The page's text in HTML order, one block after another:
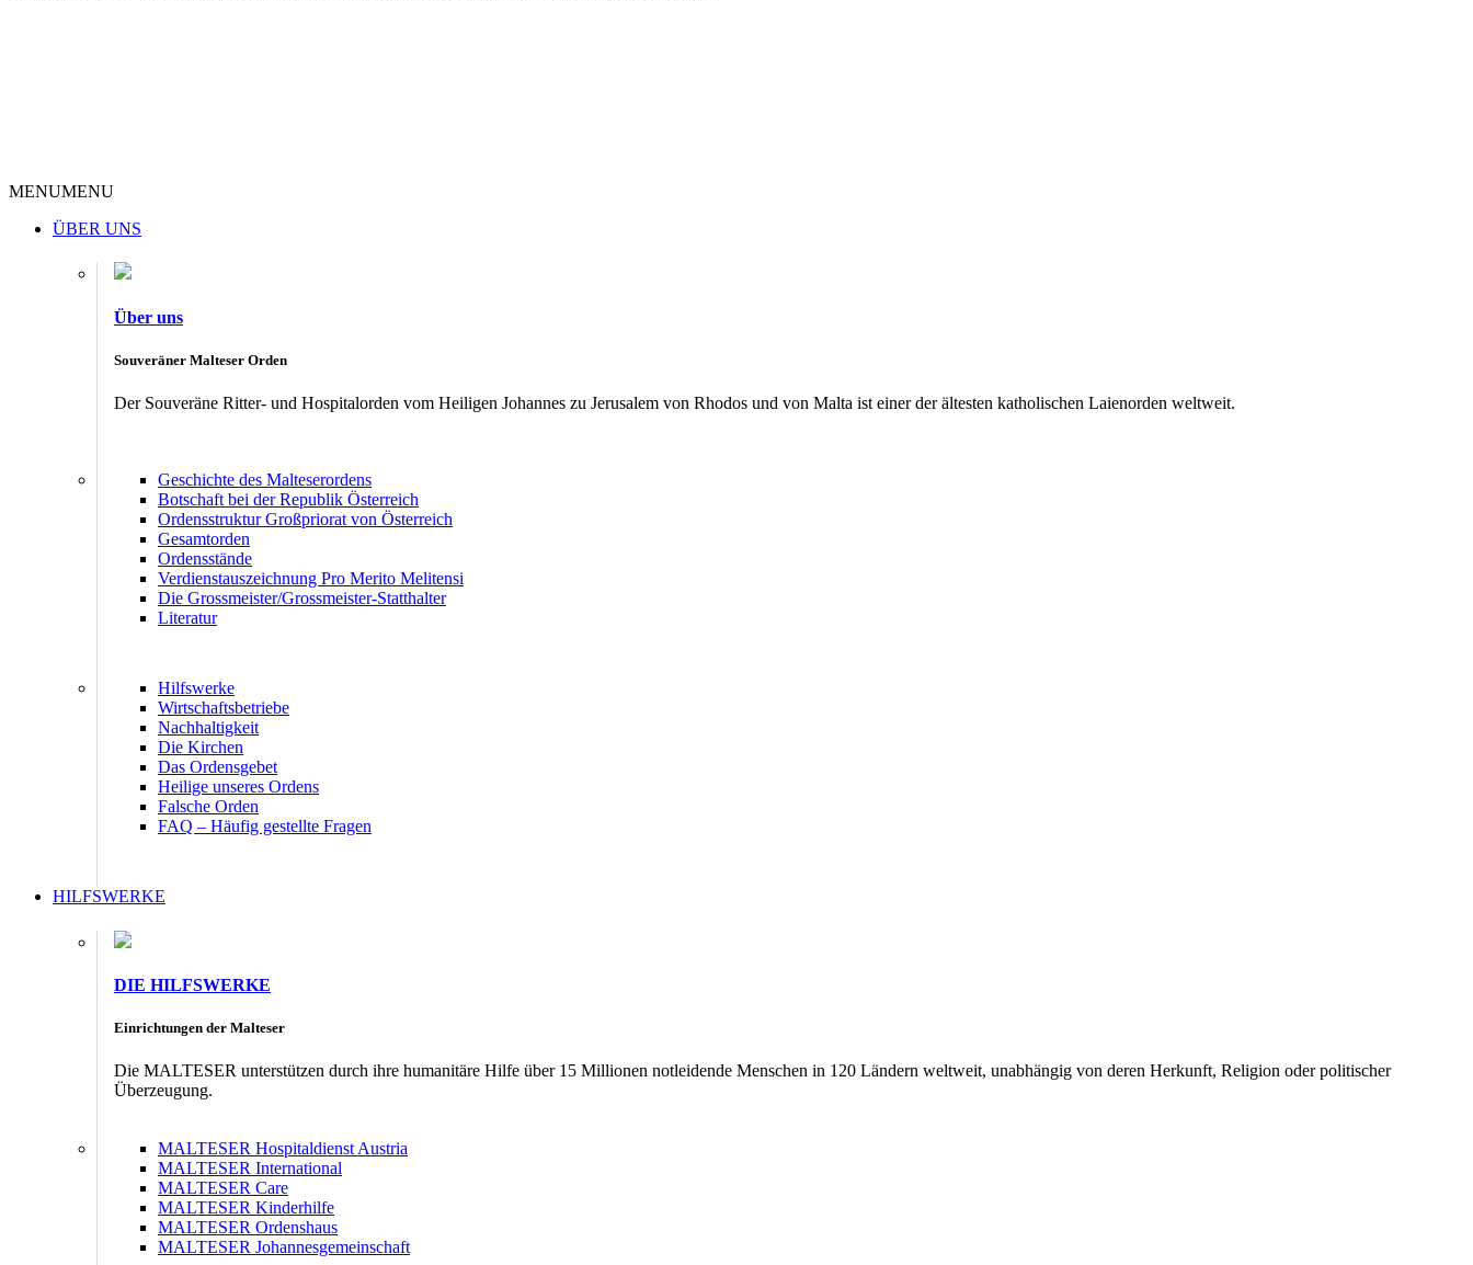
MENUMENU
ÜBER UNS
Über uns
Souveräner Malteser Orden
Der Souveräne Ritter- und Hospitalorden vom Heiligen Johannes zu Jerusalem von Rhodos und von Malta ist einer der ältesten katholischen Laienorden weltweit.
Geschichte des Malteserordens
Botschaft bei der Republik Österreich
Ordensstruktur Großpriorat von Österreich
Gesamtorden
Ordensstände
Verdienstauszeichnung Pro Merito Melitensi
Die Grossmeister/Grossmeister-Statthalter
Literatur
Hilfswerke
Wirtschaftsbetriebe
Nachhaltigkeit
Die Kirchen
Das Ordensgebet
Heilige unseres Ordens
Falsche Orden
FAQ – Häufig gestellte Fragen
HILFSWERKE
DIE HILFSWERKE
Einrichtungen der Malteser
Die MALTESER unterstützen durch ihre humanitäre Hilfe über 15 Millionen notleidende Menschen in 120 Ländern weltweit, unabhängig von deren Herkunft, Religion oder politischer
Überzeugung.
MALTESER Hospitaldienst Austria
MALTESER International
MALTESER Care
MALTESER Kinderhilfe
MALTESER Ordenshaus
MALTESER Johannesgemeinschaft